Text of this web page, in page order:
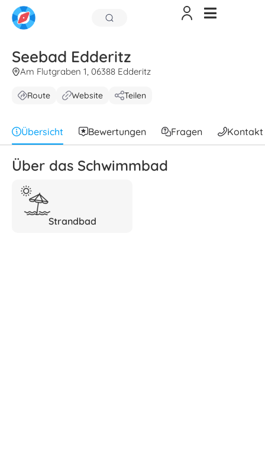
Seebad Edderitz
Am Flutgraben 1, 06388 Edderitz
Route Website Teilen
Übersicht Bewertungen Fragen Kontakt
Über das Schwimmbad
Strandbad